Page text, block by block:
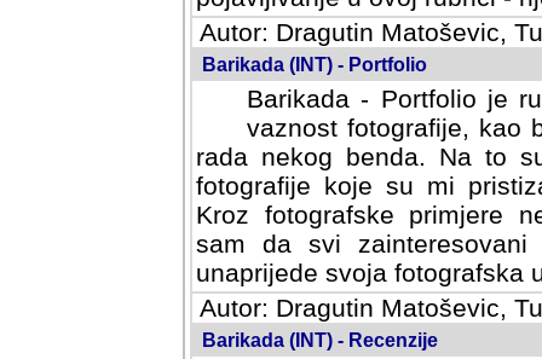
Autor: Dragutin Matoševic,
Barikada (INT) - Portfolio
Barikada - Portfolio je
vaznost fotografije, kao
rada nekog benda. Na to
fotografije koje su mi
fotografske primjere
svi zainteresovani
svoja fotografska umijeca.
Autor: Dragutin Matoševic,
Barikada (INT) - Recenzije